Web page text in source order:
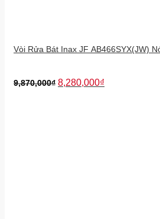
Vòi Rửa Bát Inax JF AB466SYX(JW)
9,870,000₫ 8,280,000₫